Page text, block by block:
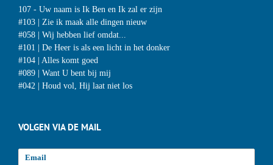
107 - Uw naam is Ik Ben en Ik zal er zijn
#103 | Zie ik maak alle dingen nieuw
#058 | Wij hebben lief omdat...
#101 | De Heer is als een licht in het donker
#104 | Alles komt goed
#089 | Want U bent bij mij
#042 | Houd vol, Hij laat niet los
VOLGEN VIA DE MAIL